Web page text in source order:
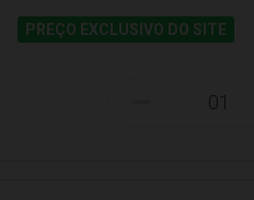
PREÇO EXCLUSIVO DO SITE